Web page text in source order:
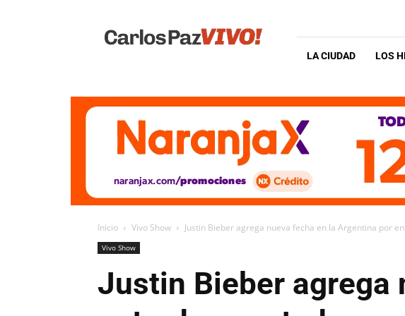
Vivo
LA CIUDAD LOS
Inicio Vivo Show Justin Bieber agrega nueva fecha en la Argentina por
Vivo Show
Justin Bieber agrega